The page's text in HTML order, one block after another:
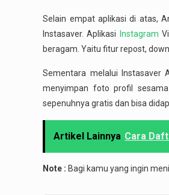
Selain empat aplikasi di atas,
Instasaver. Aplikasi
Instagram
beragam. Yaitu fitur repost,
Sementara melalui Instasaver
menyimpan foto profil
sepenuhnya gratis dan bisa
Artikel Lainnya Cara
Note : Bagi kamu yang ingin